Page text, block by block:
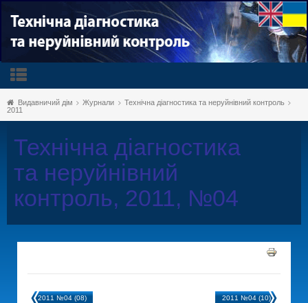
Видавничий дім Журнали
Технічна діагностика та неруйнівний контроль
2011
Технічна діагностика
та неруйнівний
контроль, 2011, №04
2011 №04 (08) 2011 №04 (10)